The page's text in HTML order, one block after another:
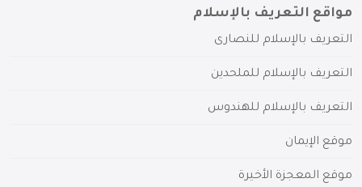
مواقع التعريف بالإسلام
التعريف بالإسلام للنصارى
التعريف بالإسلام للملحدين
التعريف بالإسلام للهندوس
موقع الإيمان
موقع المعجزة الأخيرة